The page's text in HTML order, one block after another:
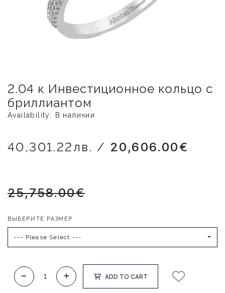
2.04 к Инвестиционное кольцо с
бриллиантом
Availability: В наличии
40,301.22лв. / 20,606.00€
25,758.00€
ВЫБЕРИТЕ РАЗМЕР
--- Please Select ---
ADD TO CART